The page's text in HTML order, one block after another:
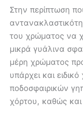
Στην περίπτωση
του χρώματος να
μικρά γυάλινα
μέρη χρώματος
υπάρχει και
ποδοσφαιρικών
χόρτου, καθώς